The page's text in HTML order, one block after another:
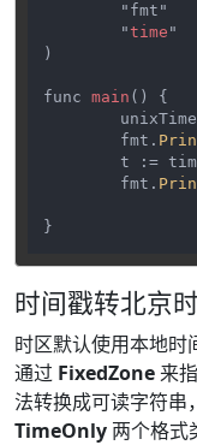
	"
time "
)
func main () {
	fmt.
t :=
	fmt.
}
时间戳转北京
时区默认使用本地时
通过 FixedZone 来
法转换成可读字符串
TimeOnly 两个格式